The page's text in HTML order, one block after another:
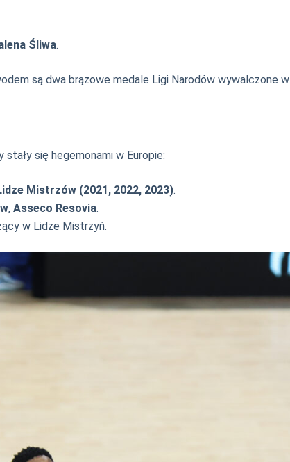
Śliwa.
są dwa brązowe medale Ligi Narodów wywalczone w
się hegemonami w Europie:
Mistrzów (2021, 2022, 2023).
, Asseco Resovia.
w Lidze Mistrzyń.